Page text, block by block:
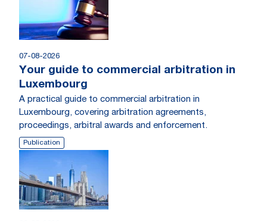
07-08-2026
Your guide to commercial arbitration in
Luxembourg
A practical guide to commercial arbitration in
Luxembourg, covering arbitration agreements,
proceedings, arbitral awards and enforcement.
Publication